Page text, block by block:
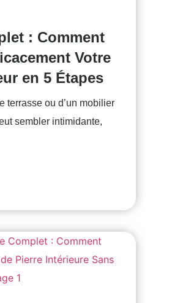
: Comment
Votre
en 5 Étapes
terrasse ou d’un mobilier
sembler intimidante,